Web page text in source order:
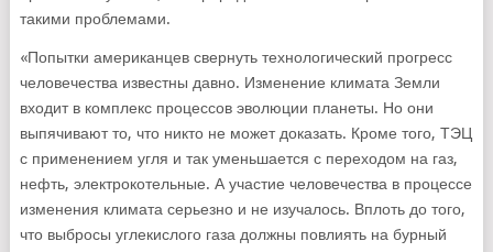
такими проблемами.
«Попытки американцев свернуть технологический прогресс
человечества известны давно. Изменение климата Земли
входит в комплекс процессов эволюции планеты. Но они
выпячивают то, что никто не может доказать. Кроме того, ТЭЦ
с применением угля и так уменьшается с переходом на газ,
нефть, электрокотельные. А участие человечества в процессе
изменения климата серьезно и не изучалось. Вплоть до того,
что выбросы углекислого газа должны повлиять на бурный